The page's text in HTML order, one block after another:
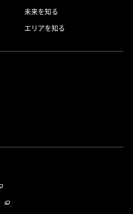
未来を知る
エリアを知る